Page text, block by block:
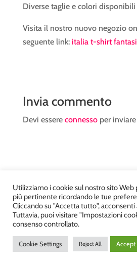
Diverse taglie e colori
Visita il nostro nuovo negozio
seguente link: italia t-shirt
Invia commento
Devi essere connessoper
Atelier Kyriad da Mary – via
Sondrio P.Iva 00812910149 –
realizzato da
Utilizziamo i cookie sul nostro sito
più pertinente ricordando le tue
Cliccando su "Accetta tutto",
Tuttavia, puoi visitare "Impostazioni
consenso controllato.
Cookie Settings Reject All Accept